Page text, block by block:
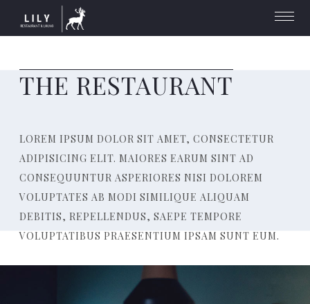
THE RESTAURANT
LOREM IPSUM DOLOR SIT AMET, CONSECTETUR
ADIPISICING ELIT. MAIORES EARUM SINT AD
CONSEQUUNTUR ASPERIORES NISI DOLOREM
VOLUPTATES AB MODI SIMILIQUE ALIQUAM
DEBITIS, REPELLENDUS, SAEPE TEMPORE
VOLUPTATIBUS PRAESENTIUM IPSAM SUNT EUM.